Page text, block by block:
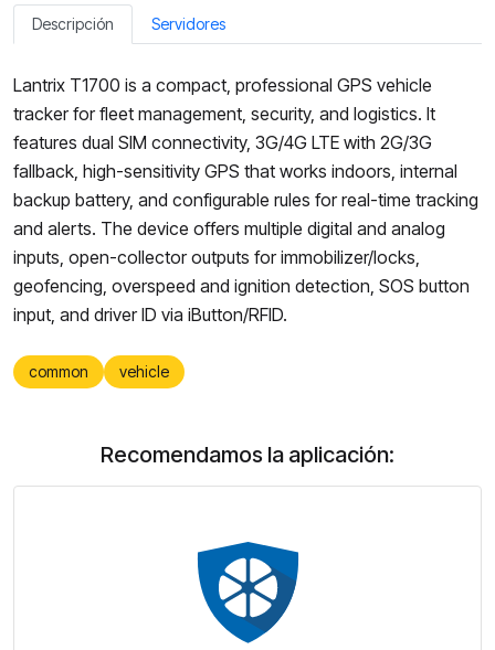
Descripción Servidores
Lantrix T1700 is a compact, professional GPS vehicle
tracker for fleet management, security, and logistics. It
features dual SIM connectivity, 3G/4G LTE with 2G/3G
fallback, high-sensitivity GPS that works indoors, internal
backup battery, and configurable rules for real-time tracking
and alerts. The device offers multiple digital and analog
inputs, open-collector outputs for immobilizer/locks,
geofencing, overspeed and ignition detection, SOS button
input, and driver ID via iButton/RFID.
common vehicle
Recomendamos la aplicación: